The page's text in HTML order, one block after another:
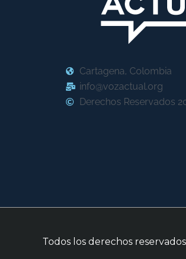
Cartagena, Colombia
info@vozactual.org
Derechos Reservados
Todos los derechos